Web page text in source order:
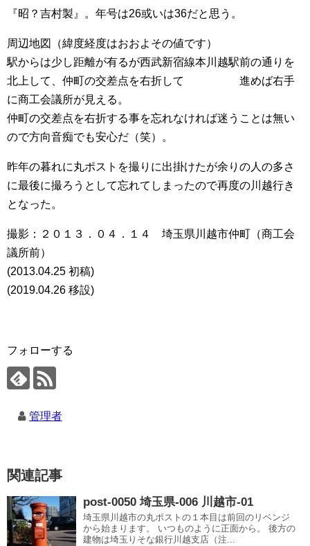
『昭？吉村製』。年号は26或いは36だと思う。
周辺地図（緯度経度はおおよその値です）
駅からは少し距離が有るが西武新宿線本川越駅前の通りを
北上して、仲町の交差点を右折して 進めば右手
に商工会議所が見える。
仲町の交差点を右折する事を忘れなければ迷うことは無い
ので方向音痴でも安心だ（笑）。
昨年の暮れに丸ポストを撮りに出掛けたが余りの人の多さ
に最後に撮ろうとして忘れてしまったので再度の川越行き
となった。
撮影：２０１３．０４．１４ 埼玉県川越市仲町（商工会
議所前）
(2013.04.25 初稿)
(2019.04.26 移設)
フォローする
管理者
関連記事
post-0050 埼玉県-006 川越市-01
埼玉県川越市の丸ポストの１本目は前回のリベンジ
から始まります。 いつものように正面から。 後方の
建物は埼玉りそな銀行川越支店（注...